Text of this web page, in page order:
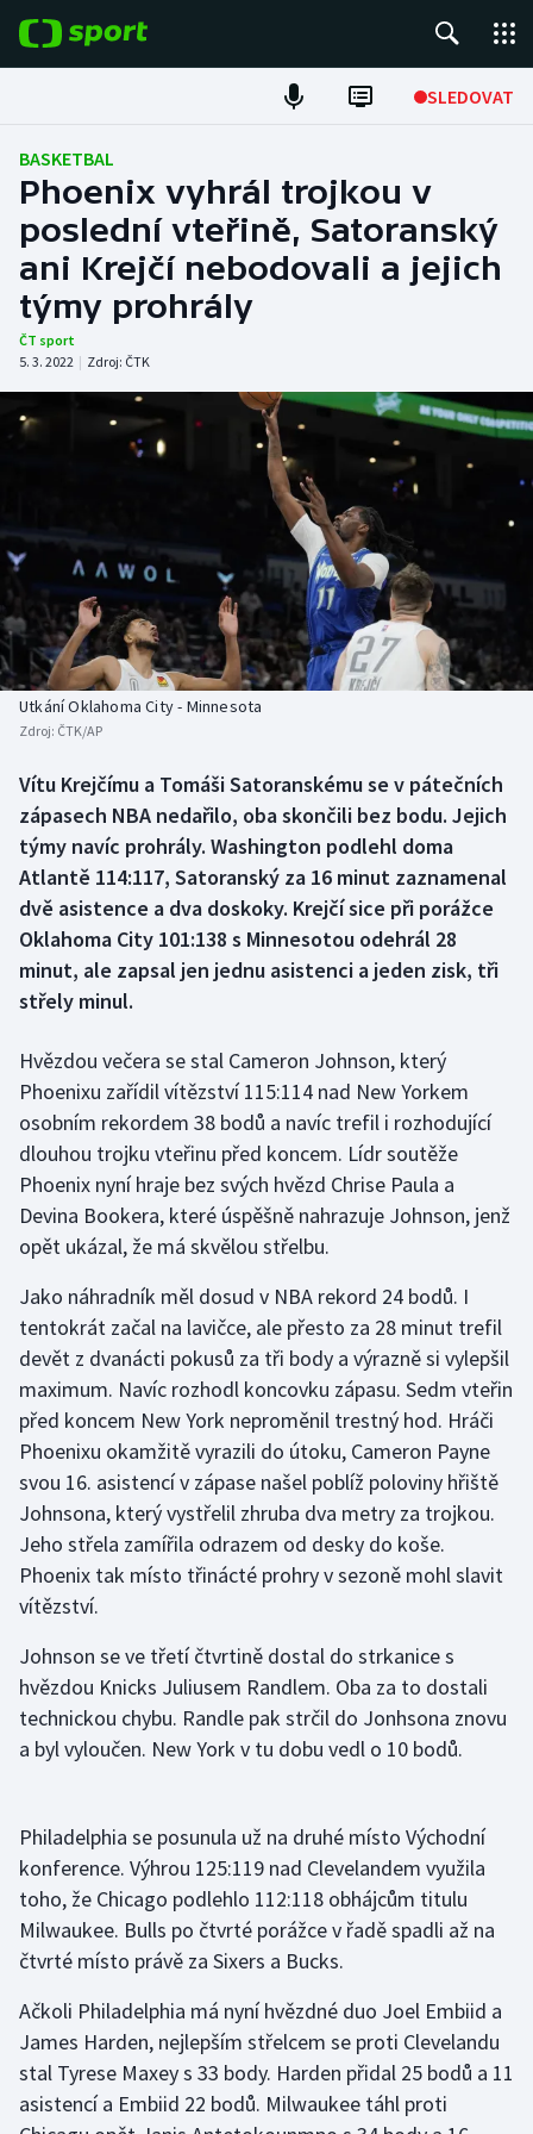
SLEDOVAT
Fotbal
Hokej
Tenis
Atletika
DALŠÍ SPORTY
Baseball a softbal
Basketbal
Biatlon
Boby a skeleton
Box
Dostihy
Florbal
Futsal
Golf
Gymnastika
Házená
Jezdectví
Judo
Krasobruslení
Lezení
Lyže a snowboard
Moderní pětiboj
Motorsport
Parasport
Plavání
Ragby
Rychlobruslení
Rychlostní kanoistika
Short track
Sportovní střelba
Soutěže
Historické návraty
Aplikace ČT sport
AZ kvíz
BASKETBAL
Phoenix vyhrál trojkou v
poslední vteřině, Satoranský
ani Krejčí nebodovali a jejich
týmy prohrály
ČT sport
5. 3. 2022 | Zdroj: ČTK
Utkání Oklahoma City - Minnesota
Zdroj: ČTK/AP
Vítu Krejčímu a Tomáši Satoranskému se v pátečních
zápasech NBA nedařilo, oba skončili bez bodu. Jejich
týmy navíc prohrály. Washington podlehl doma
Atlantě 114:117, Satoranský za 16 minut zaznamenal
dvě asistence a dva doskoky. Krejčí sice při porážce
Oklahoma City 101:138 s Minnesotou odehrál 28
minut, ale zapsal jen jednu asistenci a jeden zisk, tři
střely minul.
Hvězdou večera se stal Cameron Johnson, který
Phoenixu zařídil vítězství 115:114 nad New Yorkem
osobním rekordem 38 bodů a navíc trefil i rozhodující
dlouhou trojku vteřinu před koncem. Lídr soutěže
Phoenix nyní hraje bez svých hvězd Chrise Paula a
Devina Bookera, které úspěšně nahrazuje Johnson, jenž
opět ukázal, že má skvělou střelbu.
Jako náhradník měl dosud v NBA rekord 24 bodů. I
tentokrát začal na lavičce, ale přesto za 28 minut trefil
devět z dvanácti pokusů za tři body a výrazně si vylepšil
maximum. Navíc rozhodl koncovku zápasu. Sedm vteřin
před koncem New York neproměnil trestný hod. Hráči
Phoenixu okamžitě vyrazili do útoku, Cameron Payne
svou 16. asistencí v zápase našel poblíž poloviny hřiště
Johnsona, který vystřelil zhruba dva metry za trojkou.
Jeho střela zamířila odrazem od desky do koše.
Phoenix tak místo třinácté prohry v sezoně mohl slavit
vítězství.
Johnson se ve třetí čtvrtině dostal do strkanice s
hvězdou Knicks Juliusem Randlem. Oba za to dostali
technickou chybu. Randle pak strčil do Jonhsona znovu
a byl vyloučen. New York v tu dobu vedl o 10 bodů.
Philadelphia se posunula už na druhé místo Východní
konference. Výhrou 125:119 nad Clevelandem využila
toho, že Chicago podlehlo 112:118 obhájcům titulu
Milwaukee. Bulls po čtvrté porážce v řadě spadli až na
čtvrté místo právě za Sixers a Bucks.
Ačkoli Philadelphia má nyní hvězdné duo Joel Embiid a
James Harden, nejlepším střelcem se proti Clevelandu
stal Tyrese Maxey s 33 body. Harden přidal 25 bodů a 11
asistencí a Embiid 22 bodů. Milwaukee táhl proti